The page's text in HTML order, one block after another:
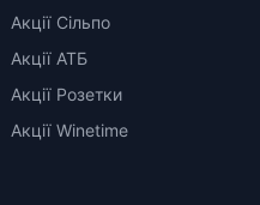
Акції Сільпо
Акції АТБ
Акції Розетки
Акції Winetime